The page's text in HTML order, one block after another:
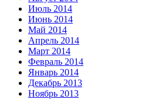
Июль 2014
Июнь 2014
Май 2014
Апрель 2014
Март 2014
Февраль 2014
Январь 2014
Декабрь 2013
Ноябрь 2013